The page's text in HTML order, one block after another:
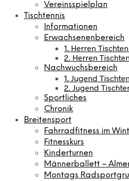
Vereinsspielplan
Tischtennis
Informationen
Erwachsenenbereich
1. Herren
2. Herren
Nachwuchsbereich
1. Jugend
2. Jugend
Sportliches
Chronik
Breitensport
Fahrradfitness im
Fitnesskurs
Kinderturnen
Männerballett –
Montags